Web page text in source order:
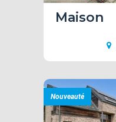
Maison
Nouveauté